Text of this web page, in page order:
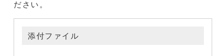
ださい。
添付ファイル